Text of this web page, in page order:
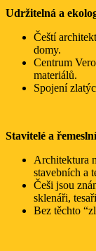
Udržitelná a
Čeští
domy.
Centrum
materiálů.
Spojení
Stavitelé a
Architektura
stavebních a
Češi jsou
sklenáři,
Bez těchto